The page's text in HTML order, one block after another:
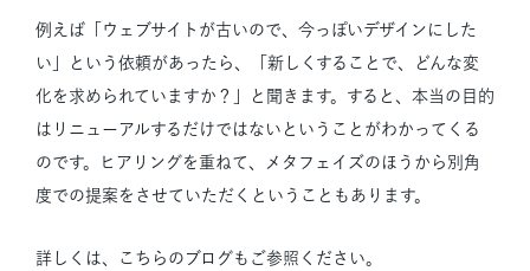
例えば「ウェブサイトが古いので、今っぽいデザインにした
い」という依頼があったら、「新しくすることで、どんな変
化を求められていますか？」と聞きます。すると、本当の目的
はリニューアルするだけではないということがわかってくる
のです。ヒアリングを重ねて、メタフェイズのほうから別角
度での提案をさせていただくということもあります。
詳しくは、こちらのブログもご参照ください。